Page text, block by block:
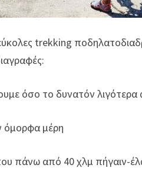
trekking
όσο το δυνατόν λιγότερα
όμορφα μέρη
πάνω από 40 χλμ πήγαιν-